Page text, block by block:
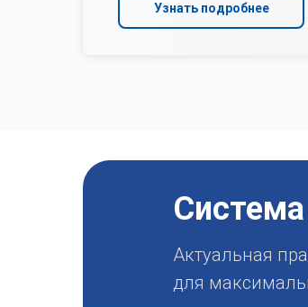
Узнать подробнее
Актуальная
для